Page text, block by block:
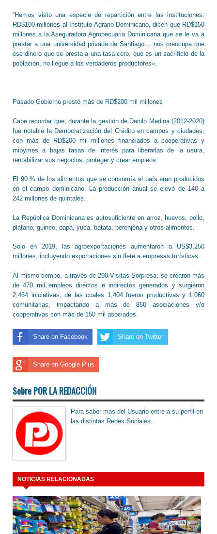
“Hemos visto una especie de repartición entre las instituciones:
RD$100 millones al Instituto Agrario Dominicano, dicen que RD$150
millones a la Aseguradora Agropecuaria Dominicana que se le va a
prestar a una universidad privada de Santiago… nos preocupa que
ese dinero que se presta a una tasa cero, que es un sacrificio de la
población, no llegue a los verdaderos productores».
Pasado Gobierno prestó más de RD$200 mil millones
Cabe recordar que, durante la gestión de Danilo Medina (2012-2020)
fue notable la Democratización del Crédito en campos y ciudades,
con más de RD$200 mil millones financiados a cooperativas y
mipymes a bajas tasas de interés para liberarlas de la usura,
rentabilizar sus negocios, proteger y crear empleos.
El 90 % de los alimentos que se consumía el país eran producidos
en el campo dominicano. La producción anual se elevó de 140 a
242 millones de quintales.
La República Dominicana es autosuficiente en arroz, huevos, pollo,
plátano, guineo, papa, yuca, batata, berenjena y otros alimentos.
Solo en 2019, las agroexportaciones aumentaron a US$3,250
millones, incluyendo exportaciones sin flete a empresas turísticas.
Al mismo tiempo, a través de 290 Visitas Sorpresa, se crearon más
de 470 mil empleos directos e indirectos generados y surgieron
2,464 iniciativas, de las cuales 1,404 fueron productivas y 1,060
comunitarias, impactando a más de 850 asociaciones y/o
cooperativas con más de 150 mil asociados.
Share on Facebook Share on Twitter
Share on Google Plus
Sobre POR LA REDACCIÓN
Para saber mas del Usuario entre a su perfil en
las distintas Redes Sociales.
NOTICIAS RELACIONADAS